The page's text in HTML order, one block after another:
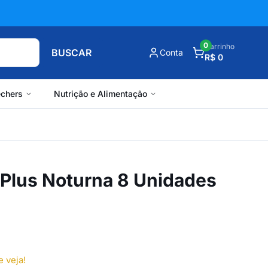
BUSCAR Conta
Carrinho
R$ 0
0
Nutrição e Alimentação
Noturna 8 Unidades
veja!